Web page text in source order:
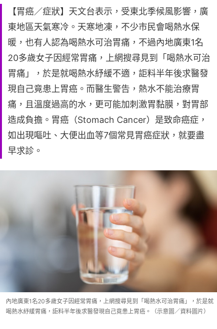
【胃癌／症狀】天文台表示，受東北季候風影響，廣
東地區天氣寒冷。天寒地凍，不少市民會喝熱水保
暖，也有人認為喝熱水可治胃痛，不過內地廣東1名
20多歲女子因經常胃痛，上網搜尋見到「喝熱水可治
胃痛」，於是就喝熱水紓緩不適，詎料半年後求醫發
現自己竟患上胃癌。而醫生警告，熱水不能治療胃
痛，且溫度過高的水，更可能加刺激胃黏膜，對胃部
造成負擔。胃癌（Stomach Cancer）是致命癌症，
如出現嘔吐、大便出血等7個常見胃癌症狀，就要盡
早求診。
內地廣東1名20多歲女子因經常胃痛，上網搜尋見到「喝熱水可治胃痛」，於是就
喝熱水紓緩胃痛，詎料半年後求醫發現自己竟患上胃癌。（示意圖／資料圖片）